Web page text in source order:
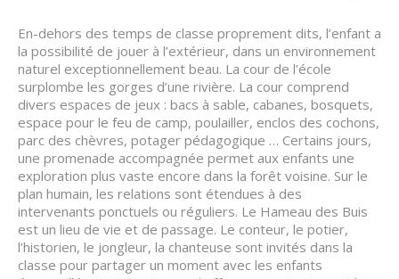
En-dehors des temps de classe proprement dits, l’enfant a
la possibilité de jouer à l’extérieur, dans un environnement
naturel exceptionnellement beau. La cour de l’école
surplombe les gorges d’une rivière. La cour comprend
divers espaces de jeux : bacs à sable, cabanes, bosquets,
espace pour le feu de camp, poulailler, enclos des cochons,
parc des chèvres, potager pédagogique … Certains jours,
une promenade accompagnée permet aux enfants une
exploration plus vaste encore dans la forêt voisine. Sur le
plan humain, les relations sont étendues à des
intervenants ponctuels ou réguliers. Le Hameau des Buis
est un lieu de vie et de passage. Le conteur, le potier,
l’historien, le jongleur, la chanteuse sont invités dans la
classe pour partager un moment avec les enfants